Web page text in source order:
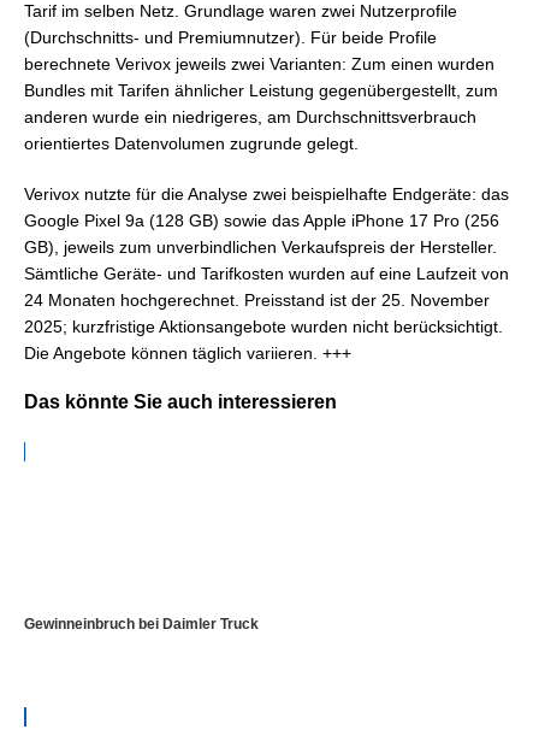
Tarif im selben Netz. Grundlage waren zwei Nutzerprofile
(Durchschnitts- und Premiumnutzer). Für beide Profile
berechnete Verivox jeweils zwei Varianten: Zum einen wurden
Bundles mit Tarifen ähnlicher Leistung gegenübergestellt, zum
anderen wurde ein niedrigeres, am Durchschnittsverbrauch
orientiertes Datenvolumen zugrunde gelegt.
Verivox nutzte für die Analyse zwei beispielhafte Endgeräte: das
Google Pixel 9a (128 GB) sowie das Apple iPhone 17 Pro (256
GB), jeweils zum unverbindlichen Verkaufspreis der Hersteller.
Sämtliche Geräte- und Tarifkosten wurden auf eine Laufzeit von
24 Monaten hochgerechnet. Preisstand ist der 25. November
2025; kurzfristige Aktionsangebote wurden nicht berücksichtigt.
Die Angebote können täglich variieren. +++
Das könnte Sie auch interessieren
Gewinneinbruch bei Daimler Truck